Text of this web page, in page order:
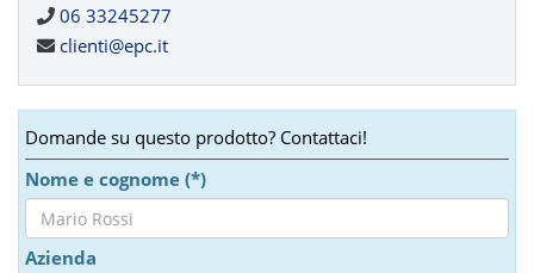
06 33245277
clienti@epc.it
Domande su questo prodotto? Contattaci!
Nome e cognome (*)
Azienda